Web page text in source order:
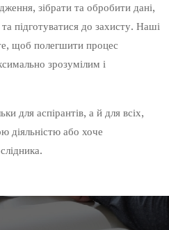
зібрати та обробити дані,
підготуватися до захисту. Наші
щоб полегшити процес
зрозумілим і
для аспірантів, а й для всіх,
діяльністю або хоче